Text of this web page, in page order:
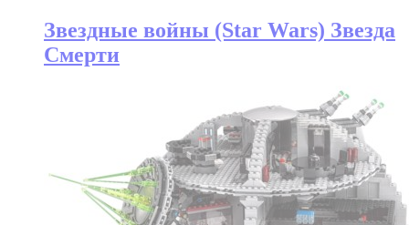
Звездные войны (Star Wars) Звезда
Смерти